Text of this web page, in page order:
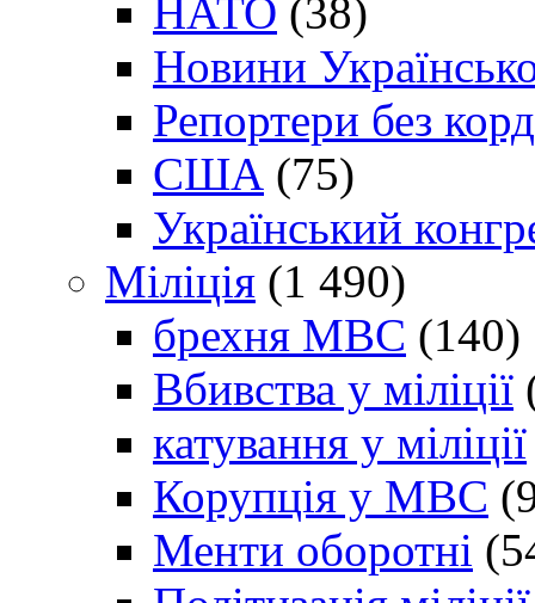
НАТО (38)
Новини
Репортери без
США (75)
Український
Міліція (1 490)
брехня МВС (140)
Вбивства у міліції
катування у міліції
Корупція у МВС
Менти оборотні